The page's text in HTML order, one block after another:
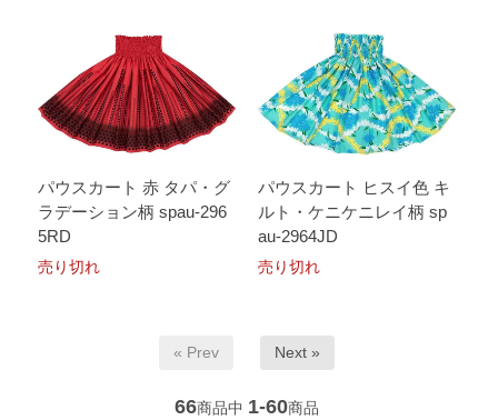
パウスカート 赤 タパ・グ
ラデーション柄 spau-296
5RD
売り切れ
パウスカート ヒスイ色 キ
ルト・ケニケニレイ柄 sp
au-2964JD
売り切れ
« Prev Next »
66商品中 1-60商品